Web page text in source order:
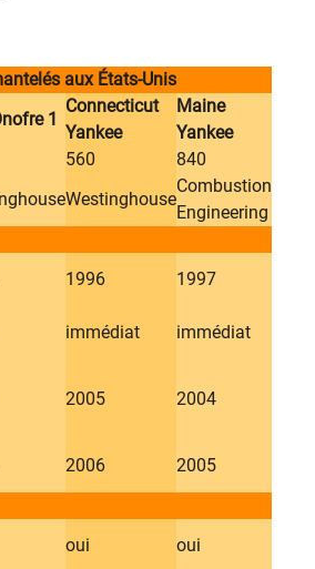
aux États-Unis
1
​Connecticut
Yankee
​Maine
Yankee
​560
​840
Westinghouse
Combustion
Engineering​
​1996
​1997
immédiat
immédiat
​2005 ​2004
​2006
​2005
​oui
​oui